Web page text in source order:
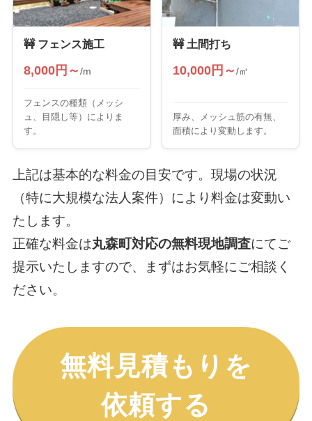
🚧 フェンス施工
8,000円～/m
フェンスの種類（メッシ
ュ、目隠し等）によりま
す。
🚧 土間打ち
10,000円～/㎡
厚み、メッシュ筋の有無、
面積により変動します。
上記は基本的な料金の目安です。現場の状況
（特に大規模な法人案件）により料金は変動い
たします。
正確な料金は丸森町対応の無料現地調査にてご
提示いたしますので、まずはお気軽にご相談く
ださい。
無料見積もりを
依頼する